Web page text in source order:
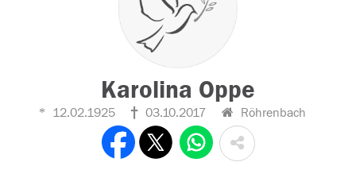
Karolina Oppe
12.02.1925 03.10.2017 Röhrenbach